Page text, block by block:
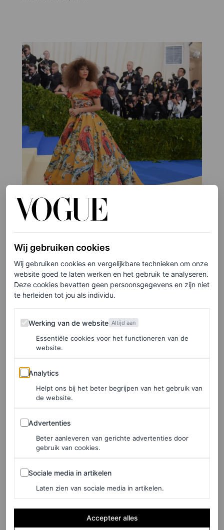
©GETTY IMAGES
3/8
In Dolce & Gabbana, 2017
Wij gebruiken cookies
Wij gebruiken cookies en vergelijkbare technieken om onze
website goed te laten werken en het gebruik te analyseren.
Deze cookies bevatten geen persoonsgegevens en zijn niet
te herleiden tot jou als individu.
Werking van de website
Werking van de website Altijd aan
Essentiële cookies voor het functioneren van de
website.
Analytics
Analytics
Helpt ons bij het beter begrijpen van het gebruik van
de website.
Advertenties
Advertenties
Beter aanleveren van gerichte advertenties door
gebruik van cookies.
Sociale media in artikelen
Sociale media in artikelen
Laten zien van sociale media in artikelen.
Accepteer alles